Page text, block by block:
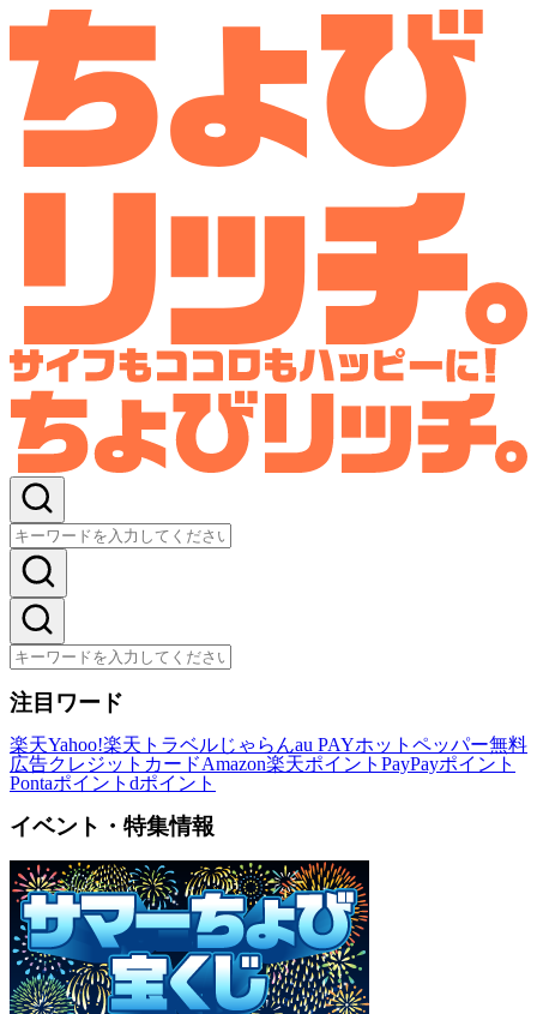
注目ワード
楽天Yahoo!楽天トラベルじゃらんau PAYホットペッパー無料
広告クレジットカードAmazon楽天ポイント PayPayポイント
Pontaポイント dポイント
イベント・特集情報